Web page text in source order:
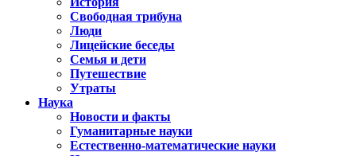
Свободная трибуна
Люди
Лицейские беседы
Семья и дети
Путешествие
Утраты
Наука
Новости и факты
Гуманитарные науки
Естественно-математические науки